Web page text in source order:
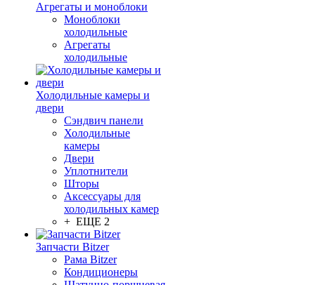
Агрегаты и моноблоки
Моноблоки
холодильные
Агрегаты
холодильные
Холодильные камеры и
двери
Сэндвич панели
Холодильные
камеры
Двери
Уплотнители
Шторы
Аксессуары для
холодильных камер
+ ЕЩЕ 2
Запчасти Bitzer
Рама Bitzer
Кондиционеры